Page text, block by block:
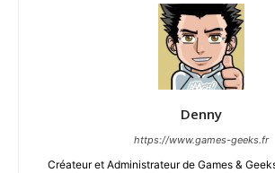
Denny
https://www.games-geeks.fr
Créateur et Administrateur de Games &